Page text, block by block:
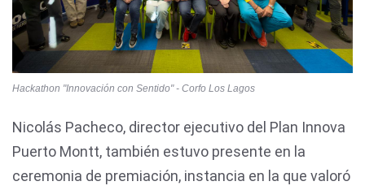
Hackathon "Innovación con Sentido" - Corfo Los Lagos
Nicolás Pacheco, director ejecutivo del Plan Innova
Puerto Montt, también estuvo presente en la
ceremonia de premiación, instancia en la que valoró